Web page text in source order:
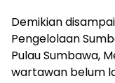
Demikian
Pengelolaan
Pulau Sumbawa,
wartawan belum